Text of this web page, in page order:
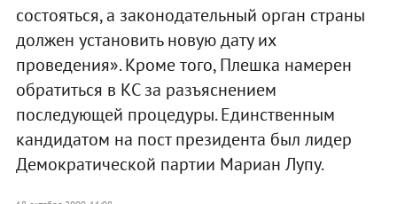
состояться, а законодательный орган страны
должен установить новую дату их
проведения». Кроме того, Плешка намерен
обратиться в КС за разъяснением
последующей процедуры. Единственным
кандидатом на пост президента был лидер
Демократической партии Мариан Лупу.